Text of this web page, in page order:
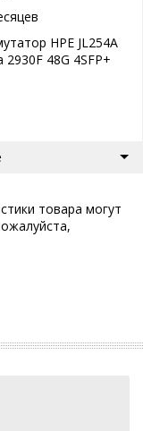
HPE JL254A
2930F 48G 4SFP+
товара могут